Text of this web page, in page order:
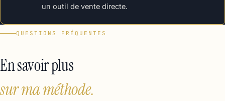
un outil de vente directe.
QUESTIONS FRÉQUENTES
En savoir plus
sur ma méthode.